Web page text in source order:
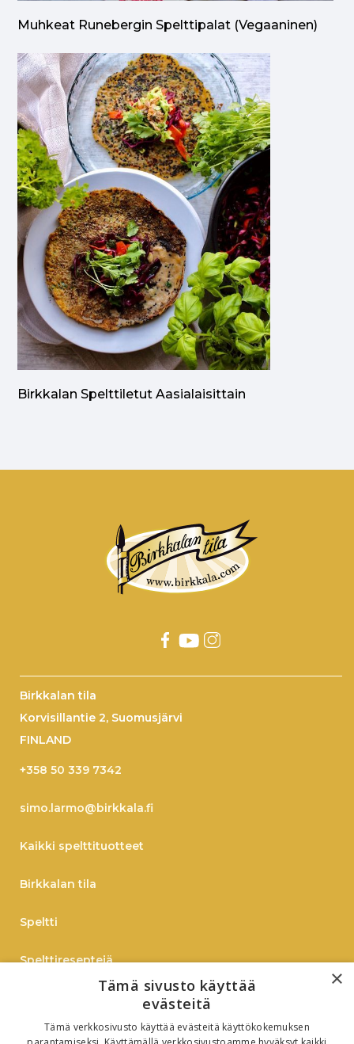
Muhkeat Runebergin Spelttipalat (vegaaninen)
Birkkalan Spelttiletut Aasialaisittain
Birkkalan tila
Korvisillantie 2, Suomusjärvi
FINLAND
+358 50 339 7342
simo.larmo@birkkala.fi
Kaikki spelttituotteet
Birkkalan tila
Speltti
Spelttireseptejä
Verkkokauppaan
×
Tämä sivusto käyttää
evästeitä
Tämä verkkosivusto käyttää evästeitä käyttökokemuksen